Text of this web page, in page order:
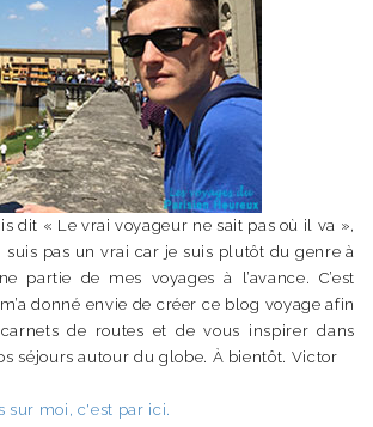
dit « Le vrai voyageur ne sait pas où il va »,
suis pas un vrai car je suis plutôt du genre à
partie de mes voyages à l’avance. C’est
donné envie de créer ce blog voyage afin
de routes et de vous inspirer dans
séjours autour du globe. À bientôt. Victor
sur moi, c'est par ici.